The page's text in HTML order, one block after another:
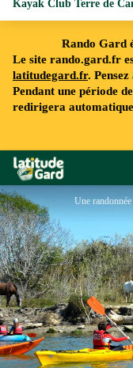
Rando Gard
Le site rando.gard.fr
latitudegard.fr.
Pendant une période
redirigera
Rando Gard
Kayak Club Terre de